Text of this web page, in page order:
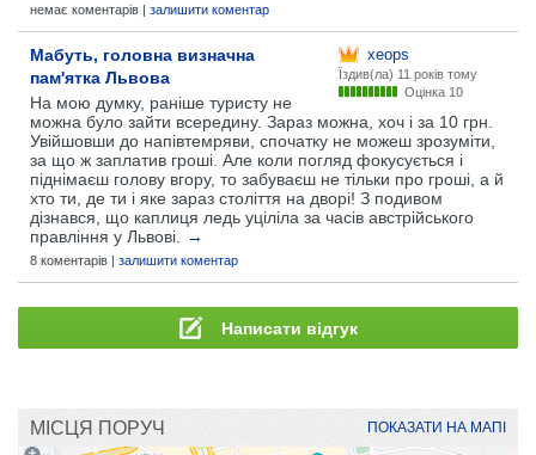
немає коментарів | залишити коментар
xeops
Їздив(ла) 11 років тому
Оцінка 10
Мабуть, головна визначна
пам'ятка Львова
На мою думку, раніше туристу не
можна було зайти всередину. Зараз можна, хоч і за 10 грн.
Увійшовши до напівтемряви, спочатку не можеш зрозуміти,
за що ж заплатив гроші. Але коли погляд фокусується і
піднімаєш голову вгору, то забуваєш не тільки про гроші, а й
хто ти, де ти і яке зараз століття на дворі! З подивом
дізнався, що каплиця ледь уціліла за часів австрійського
правління у Львові.
→
8 коментарів | залишити коментар
Написати відгук
МІСЦЯ ПОРУЧ ПОКАЗАТИ НА МАПІ